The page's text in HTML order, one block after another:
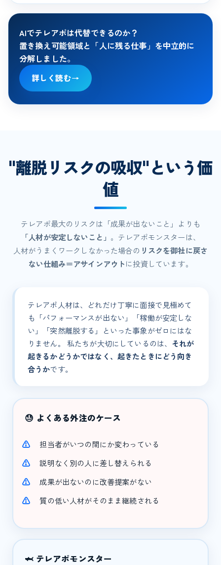
AIでテレアポは代替できるのか？
置き換え可能領域と「人に残る仕事」を中立的に
分解しました。
詳しく読む→
"離脱リスクの吸収"という価
値
テレアポ最大のリスクは「成果が出ないこと」よりも
「人材が安定しないこと」 。テレアポモンスターは、
人材がうまくワークしなかった場合の リスクを御社に戻さ
ない仕組み＝アサインアウトに投資しています。
テレアポ人材は、どれだけ丁寧に面接で見極めて
も「パフォーマンスが出ない」「稼働が安定しな
い」「突然離脱する」といった事象がゼロにはな
りません。 私たちが大切にしているのは、 それが
起きるかどうかではなく、起きたときにどう向き
合うかです。
😓 よくある外注のケース
担当者がいつの間にか変わっている
説明なく別の人に差し替えられる
成果が出ないのに改善提案がない
質の低い人材がそのまま継続される
🦈 テレアポモンスター